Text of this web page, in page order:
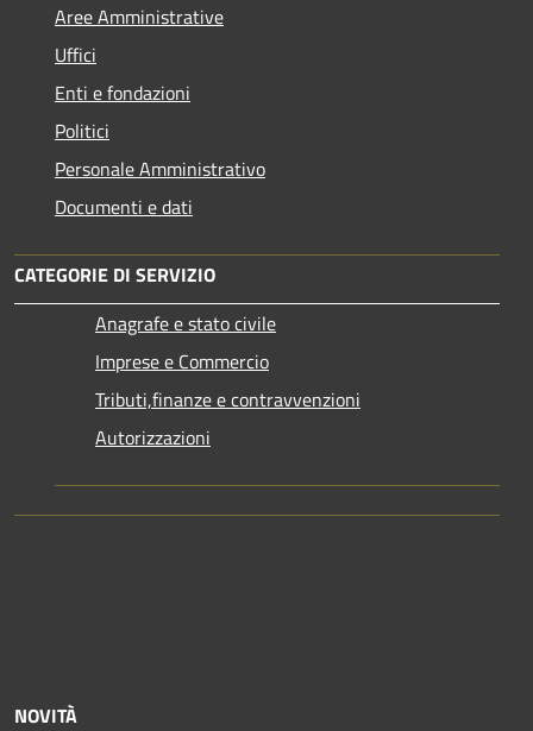
Aree Amministrative
Uffici
Enti e fondazioni
Politici
Personale Amministrativo
Documenti e dati
CATEGORIE DI SERVIZIO
Anagrafe e stato civile
Imprese e Commercio
Tributi,finanze e contravvenzioni
Autorizzazioni
NOVITÀ